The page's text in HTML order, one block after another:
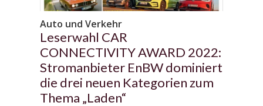
Auto und Verkehr
Leserwahl CAR
CONNECTIVITY AWARD 2022:
Stromanbieter EnBW dominiert
die drei neuen Kategorien zum
Thema „Laden“